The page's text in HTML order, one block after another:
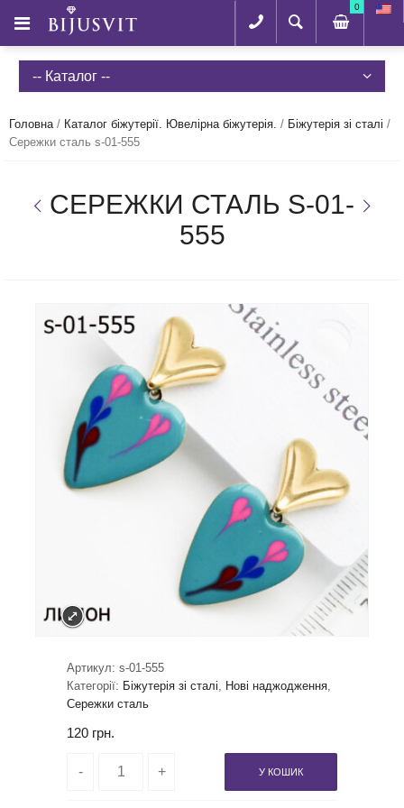
0
-- Каталог --
Головна/ Каталог біжутерії. Ювелірна біжутерія. / Біжутерія зі сталі /
Сережки сталь s-01-555
СЕРЕЖКИ СТАЛЬ S-01-
555
Артикул: s-01-555
Категорії: Біжутерія зі сталі, Нові наджодження,
Сережки сталь
120 грн.
У КОШИК